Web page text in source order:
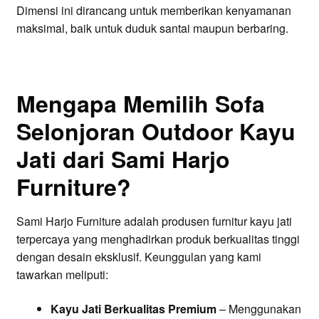
Dimensi ini dirancang untuk memberikan kenyamanan
maksimal, baik untuk duduk santai maupun berbaring.
Mengapa Memilih Sofa
Selonjoran Outdoor Kayu
Jati dari Sami Harjo
Furniture?
Sami Harjo Furniture adalah produsen furnitur kayu jati
terpercaya yang menghadirkan produk berkualitas tinggi
dengan desain eksklusif. Keunggulan yang kami
tawarkan meliputi:
Kayu Jati Berkualitas Premium– Menggunakan